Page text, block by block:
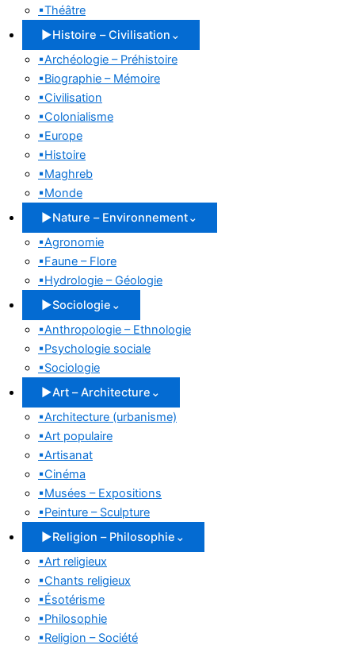
▪Théâtre
▶Histoire – Civilisation ⌄
▪Archéologie – Préhistoire
▪Biographie – Mémoire
▪Civilisation
▪Colonialisme
▪Europe
▪Histoire
▪Maghreb
▪Monde
▶Nature – Environnement⌄
▪Agronomie
▪Faune – Flore
▪Hydrologie – Géologie
▶Sociologie ⌄
▪Anthropologie – Ethnologie
▪Psychologie sociale
▪Sociologie
▶Art – Architecture ⌄
▪Architecture (urbanisme)
▪Art populaire
▪Artisanat
▪Cinéma
▪Musées – Expositions
▪Peinture – Sculpture
▶Religion – Philosophie ⌄
▪Art religieux
▪Chants religieux
▪Ésotérisme
▪Philosophie
▪Religion – Société